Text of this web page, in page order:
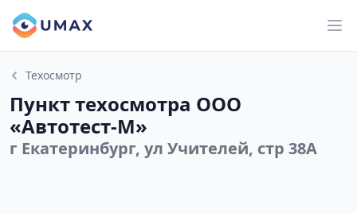
Техосмотр
Пункт техосмотра ООО
«Автотест-М»
г Екатеринбург, ул Учителей, стр 38А